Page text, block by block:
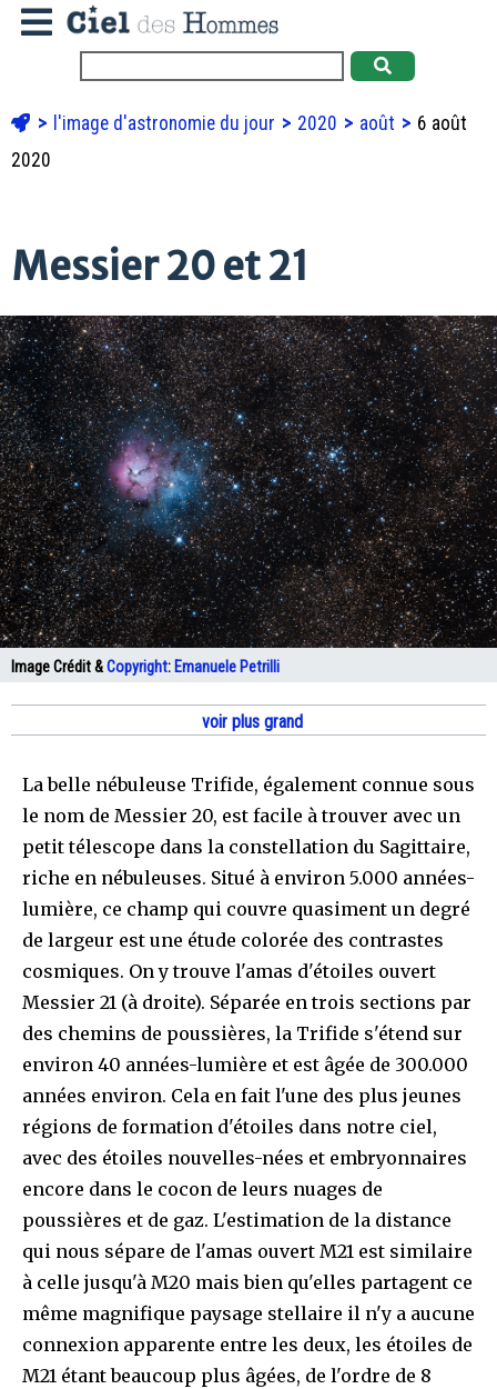
l'image d'astronomie du jour 2020 août
6 août
2020
Messier 20 et 21
Image Crédit &Copyright: Emanuele Petrilli
voir plus grand
La belle nébuleuse Trifide, également connue sous
le nom de Messier 20, est facile à trouver avec un
petit télescope dans la constellation du Sagittaire,
riche en nébuleuses. Situé à environ 5.000 années-
lumière, ce champ qui couvre quasiment un degré
de largeur est une étude colorée des contrastes
cosmiques. On y trouve l'amas d'étoiles ouvert
Messier 21 (à droite). Séparée en trois sections par
des chemins de poussières, la Trifide s'étend sur
environ 40 années-lumière et est âgée de 300.000
années environ. Cela en fait l'une des plus jeunes
régions de formation d'étoiles dans notre ciel,
avec des étoiles nouvelles-nées et embryonnaires
encore dans le cocon de leurs nuages de
poussières et de gaz. L'estimation de la distance
qui nous sépare de l'amas ouvert M21 est similaire
à celle jusqu'à M20 mais bien qu'elles partagent ce
même magnifique paysage stellaire il n'y a aucune
connexion apparente entre les deux, les étoiles de
M21 étant beaucoup plus âgées, de l'ordre de 8